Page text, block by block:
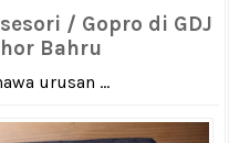
/ Gopro di GDJ
Bahru
urusan ...